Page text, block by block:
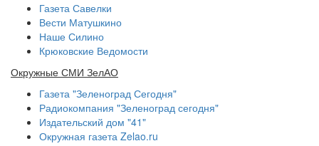
Газета Савелки
Вести Матушкино
Наше Силино
Крюковские Ведомости
Окружные СМИ ЗелАО
Газета "Зеленоград Сегодня"
Радиокомпания "Зеленоград сегодня"
Издательский дом "41"
Окружная газета Zelao.ru